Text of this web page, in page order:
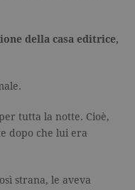
della casa editrice,
tutta la notte. Cioè,
dopo che lui era
strana, le aveva